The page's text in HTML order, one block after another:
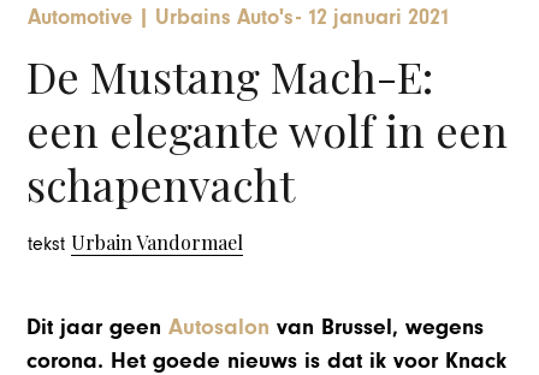
Automotive Urbains Auto's- 12 januari 2021
De Mustang Mach-E:
een elegante wolf in een
schapenvacht
tekst Urbain Vandormael
Dit jaar geenAutosalon van Brussel, wegens
corona. Het goede nieuws is dat ik voor Knack